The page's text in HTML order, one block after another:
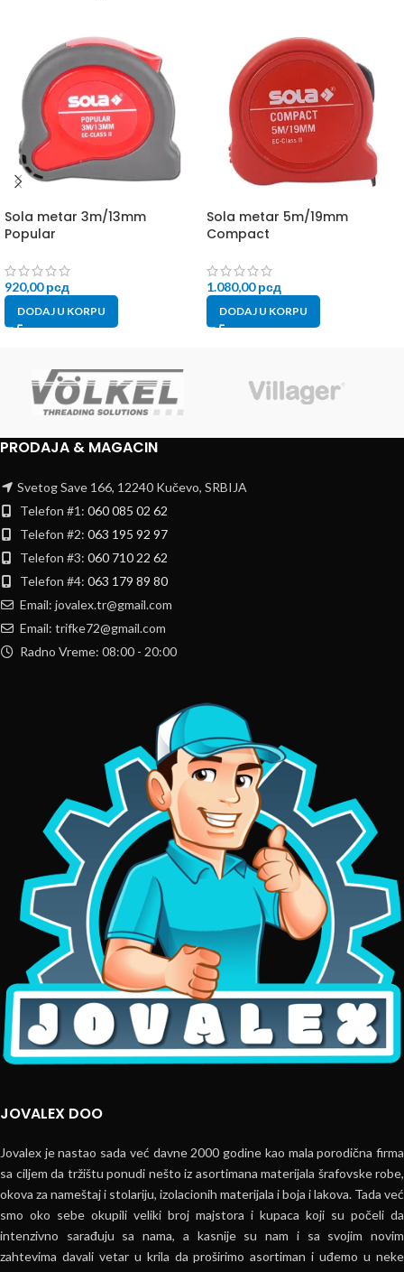
Sola metar 3m/13mm
Popular
920,00рсд
DODAJ U KORPU
Sola metar 5m/19mm
Compact
1.080,00рсд
DODAJ U KORPU
PRODAJA & MAGACIN
Svetog Save 166, 12240 Kučevo, SRBIJA
Telefon #1: 060 085 02 62
Telefon #2: 063 195 92 97
Telefon #3: 060 710 22 62
Telefon #4: 063 179 89 80
Email: jovalex.tr@gmail.com
Email: trifke72@gmail.com
Radno Vreme: 08:00 - 20:00
JOVALEX DOO
Jovalex je nastao sada već davne 2000 godine kao mala porodična firma
sa ciljem da tržištu ponudi nešto iz asortimana materijala šrafovske robe,
okova za nameštaj i stolariju, izolacionih materijala i boja i lakova. Tada već
smo oko sebe okupili veliki broj majstora i kupaca koji su počeli da
intenzivno sarađuju sa nama, a kasnije su nam i sa svojim novim
zahtevima davali vetar u krila da proširimo asortiman i uđemo u neke